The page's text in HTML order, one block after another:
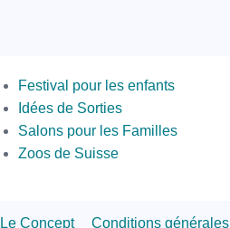
Menus
Festival pour les enfants
Idées de Sorties
Salons pour les Familles
Zoos de Suisse
Footer
Le Concept Conditions générales